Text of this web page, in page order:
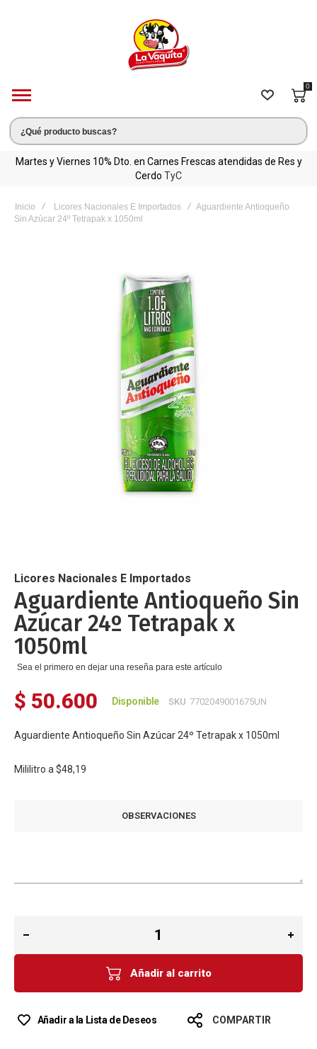
0
Martes y Viernes 10% Dto. en Carnes Frescas atendidas de Res y
Cerdo TyC
Inicio Licores Nacionales E Importados
Aguardiente Antioqueño
Sin Azúcar 24º Tetrapak x 1050ml
de
la
galería
de
imágenes
Licores Nacionales E Importados
Aguardiente Antioqueño Sin
Azúcar 24º Tetrapak x
1050ml
Sea el primero en dejar una reseña para este artículo
$ 50.600 Disponible SKU 7702049001675UN
Aguardiente Antioqueño Sin Azúcar 24º Tetrapak x 1050ml
Mililitro a $48,19
OBSERVACIONES
Añadir al carrito
Añadir a la Lista de Deseos COMPARTIR